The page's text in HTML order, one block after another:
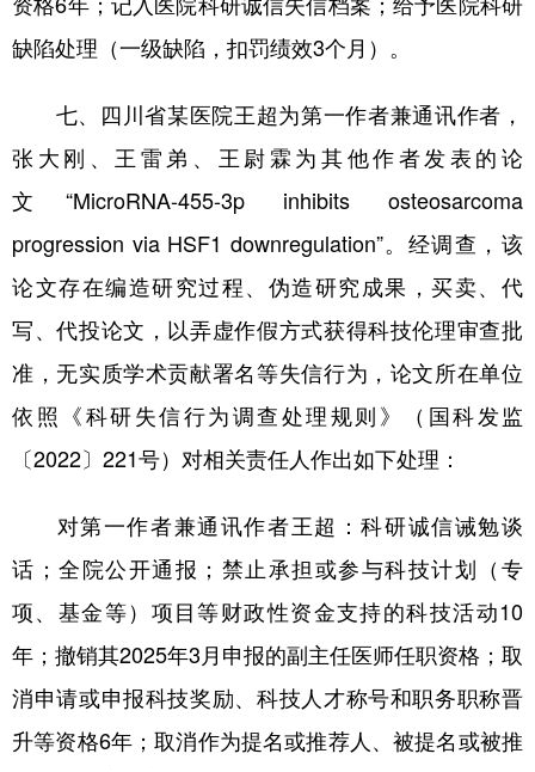
资格6年；记入医院科研诚信失信档案；给予医院科研
缺陷处理（一级缺陷，扣罚绩效3个月）。
七、四川省某医院王超为第一作者兼通讯作者，
张大刚、王雷弟、王尉霖为其他作者发表的论
文“MicroRNA-455-3p inhibits osteosarcoma
progression via HSF1 downregulation”。经调查，该
论文存在编造研究过程、伪造研究成果，买卖、代
写、代投论文，以弄虚作假方式获得科技伦理审查批
准，无实质学术贡献署名等失信行为，论文所在单位
依照《科研失信行为调查处理规则》（国科发监
〔2022〕221号）对相关责任人作出如下处理：
对第一作者兼通讯作者王超：科研诚信诫勉谈
话；全院公开通报；禁止承担或参与科技计划（专
项、基金等）项目等财政性资金支持的科技活动10
年；撤销其2025年3月申报的副主任医师任职资格；取
消申请或申报科技奖励、科技人才称号和职务职称晋
升等资格6年；取消作为提名或推荐人、被提名或被推